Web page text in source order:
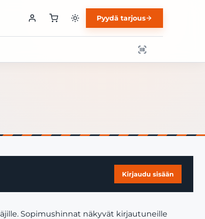
Pyydä tarjous
Kirjaudu sisään
Sopimushinnat näkyvät kirjautuneille